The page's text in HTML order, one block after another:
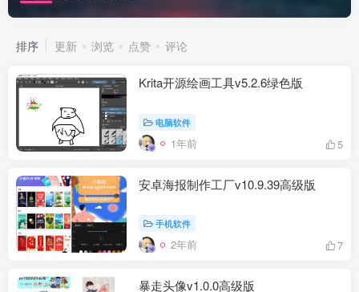
排序 更新 浏览 点赞 评论
Krita开源绘画工具v5.2.6绿色版
电脑软件
1年前 5
安卓海报制作工厂v10.9.39高级版
手机软件
2年前 7
暴走头像v1.0.0高级版